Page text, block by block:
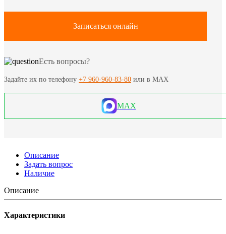
Записаться онлайн
Есть вопросы?
Задайте их по телефону +7 960-960-83-80 или в MAX
MAX
Описание
Задать вопрос
Наличие
Описание
Характеристики